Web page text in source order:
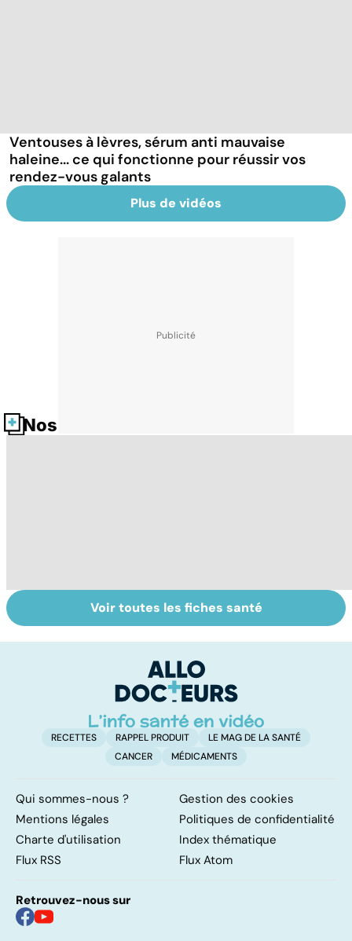
Ventouses à lèvres, sérum anti mauvaise
haleine... ce qui fonctionne pour réussir vos
rendez-vous galants
Plus de vidéos
Nos fiches santé
Nécrose : quand
les tissus
Embolie
pulmonaire : un
l'artère
pulmonaire
Voir toutes les fiches santé
RECETTES RAPPEL PRODUIT
LE MAG DE LA SANTÉ
CANCER
MÉDICAMENTS
Qui sommes-nous ?
Gestion des cookies
Mentions légales
Politiques de confidentialité
Charte d'utilisation
Index thématique
Flux RSS
Flux Atom
Retrouvez-nous sur